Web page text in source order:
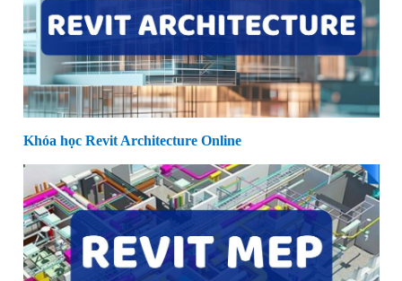
Khóa học Revit Architecture Online